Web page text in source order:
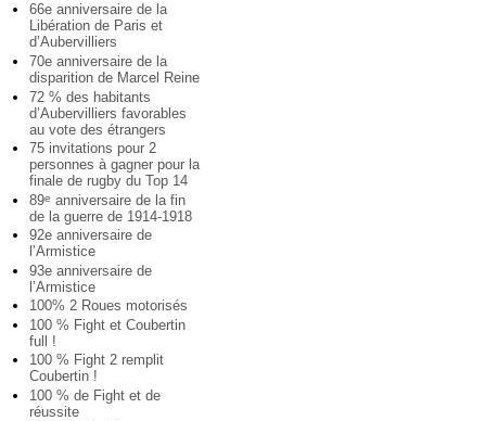
66e anniversaire de la
Libération de Paris et
d’Aubervilliers
70e anniversaire de la
disparition de Marcel Reine
72 % des habitants
d’Aubervilliers favorables
au vote des étrangers
75 invitations pour 2
personnes à gagner pour la
finale de rugby du Top 14
89e anniversaire de la fin
de la guerre de 1914-1918
92e anniversaire de
l’Armistice
93e anniversaire de
l’Armistice
100% 2 Roues motorisés
100 % Fight et Coubertin
full !
100 % Fight 2 remplit
Coubertin !
100 % de Fight et de
réussite